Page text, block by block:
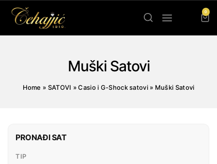
0
Muški Satovi
Home » SATOVI »Casio i G-Shock satovi» Muški Satovi
PRONAĐI SAT
TIP